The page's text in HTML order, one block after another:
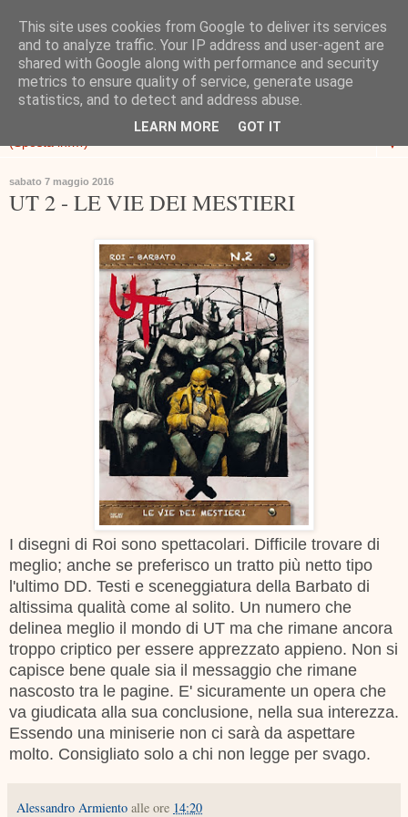
▼
sabato 7 maggio 2016
UT 2 - LE VIE DEI MESTIERI
I disegni di Roi sono spettacolari. Difficile trovare di
meglio; anche se preferisco un tratto più netto tipo
l'ultimo DD. Testi e sceneggiatura della Barbato di
altissima qualità come al solito. Un numero che
delinea meglio il mondo di UT ma che rimane ancora
troppo criptico per essere apprezzato appieno. Non si
capisce bene quale sia il messaggio che rimane
nascosto tra le pagine. E' sicuramente un opera che
va giudicata alla sua conclusione, nella sua interezza.
Essendo una miniserie non ci sarà da aspettare
molto. Consigliato solo a chi non legge per svago.
Alessandro Armiento alle ore 14:20
This site uses cookies from Google to deliver its services
and to analyze traffic. Your IP address and user-agent are
shared with Google along with performance and security
metrics to ensure quality of service, generate usage
statistics, and to detect and address abuse.
LEARN MORE GOT IT